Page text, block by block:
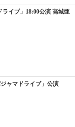
ライブ」18:00公演 高城亜
ャマドライブ」公演